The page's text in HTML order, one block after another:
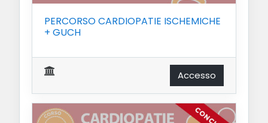
PERCORSO CARDIOPATIE ISCHEMICHE
+ GUCH
Accesso